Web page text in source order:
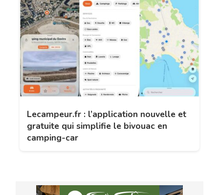
Lecampeur.fr : l’application nouvelle et
gratuite qui simplifie le bivouac en
camping-car